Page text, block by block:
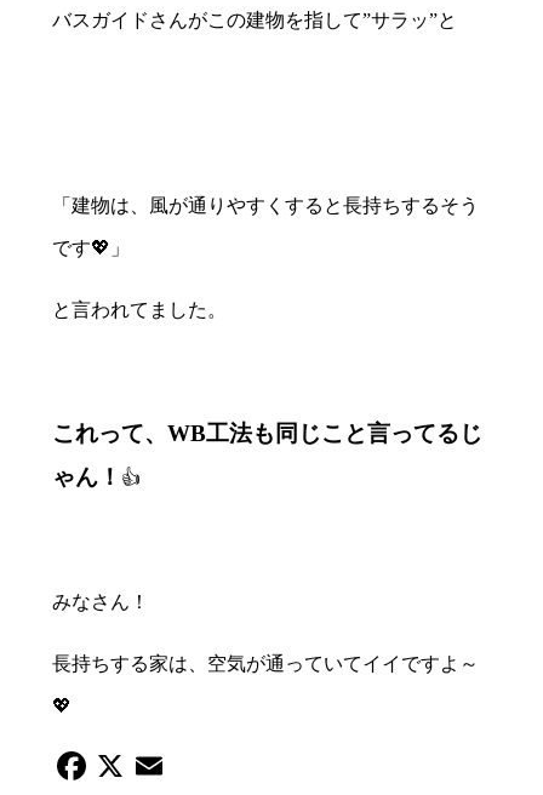
バスガイドさんがこの建物を指して”サラッ”と
「建物は、風が通りやすくすると長持ちするそう
です💖」
と言われてました。
これって、WB工法も同じこと言ってるじ
ゃん！ 👍
みなさん！
長持ちする家は、空気が通っていてイイですよ～
💖